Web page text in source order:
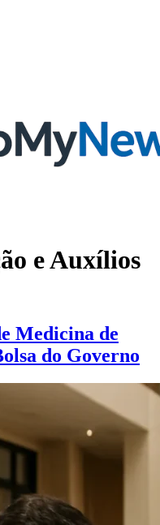
e Auxílios
Medicina de
do Governo